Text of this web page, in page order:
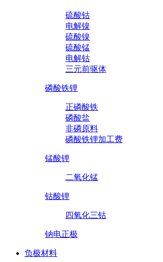
硫酸钴
电解镍
硫酸镍
硫酸锰
电解钴
三元前驱体
磷酸铁锂
正磷酸铁
磷酸盐
非磷原料
磷酸铁锂加工费
锰酸锂
二氧化锰
钴酸锂
四氧化三钴
钠电正极
负极材料